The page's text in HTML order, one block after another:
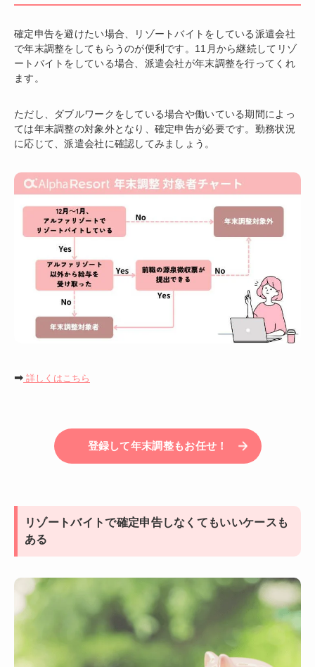
確定申告を避けたい場合、リゾートバイトをしている派遣会社
で年末調整をしてもらうのが便利です。11月から継続してリゾ
ートバイトをしている場合、派遣会社が年末調整を行ってくれ
ます。
ただし、ダブルワークをしている場合や働いている期間によっ
ては年末調整の対象外となり、確定申告が必要です。勤務状況
に応じて、派遣会社に確認してみましょう。
➡ 詳しくはこちら
登録して年末調整もお任せ！
リゾートバイトで確定申告しなくてもいいケースも
ある